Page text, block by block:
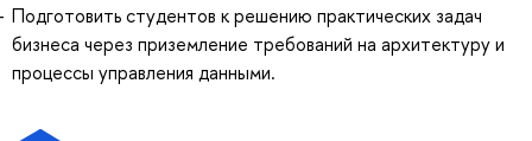
Подготовить студентов к решению практических задач
бизнеса через приземление требований на архитектуру и
процессы управления данными.